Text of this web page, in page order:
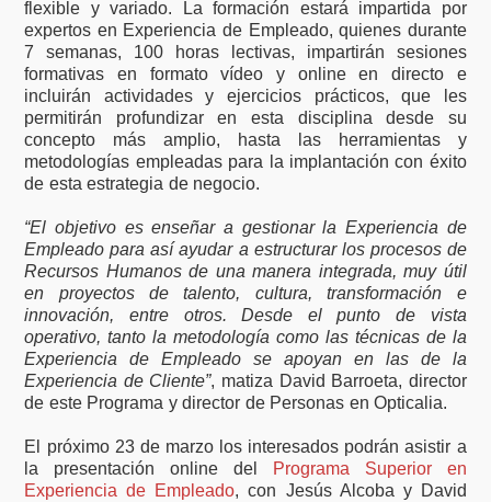
flexible y variado. La formación estará impartida por
expertos en Experiencia de Empleado, quienes durante
7 semanas, 100 horas lectivas, impartirán sesiones
formativas en formato vídeo y online en directo e
incluirán actividades y ejercicios prácticos, que les
permitirán profundizar en esta disciplina desde su
concepto más amplio, hasta las herramientas y
metodologías empleadas para la implantación con éxito
de esta estrategia de negocio.
“El objetivo es enseñar a gestionar la Experiencia de
Empleado para así ayudar a estructurar los procesos de
Recursos Humanos de una manera integrada, muy útil
en proyectos de talento, cultura, transformación e
innovación, entre otros. Desde el punto de vista
operativo, tanto la metodología como las técnicas de la
Experiencia de Empleado se apoyan en las de la
Experiencia de Cliente”, matiza David Barroeta, director
de este Programa y director de Personas en Opticalia.
El próximo 23 de marzo los interesados podrán asistir a
la presentación online del
Programa Superior en
Experiencia de Empleado, con Jesús Alcoba y David